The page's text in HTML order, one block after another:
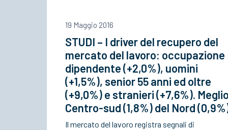
19 Maggio 2016
STUDI – I driver del recupero del
mercato del lavoro: occupazione
dipendente (+2,0%), uomini
(+1,5%), senior 55 anni ed oltre
(+9,0%) e stranieri (+7,6%).
Centro-sud (1,8%) del Nord
Il mercato del lavoro registra segnali di